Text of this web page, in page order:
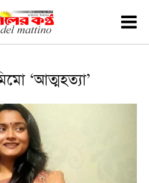
‘আত্মহত্যা’